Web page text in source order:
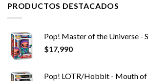
PRODUCTOS DESTACADOS
Pop! Master of the Universe -
$17,990
Pop! LOTR/Hobbit - Mouth of